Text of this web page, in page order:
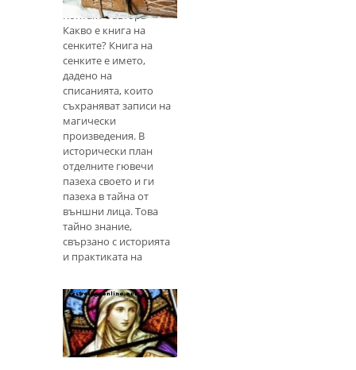
Контакт с автора
Какво е книга на
сенките? Книга на
сенките е името,
дадено на
списанията, които
съхраняват записи на
магически
произведения. В
исторически план
отделните гювечи
пазеха своето и ги
пазеха в тайна от
външни лица. Това
тайно знание,
свързано с историята
и практиката на
и откъде произлиза
името. Като част от
инициацията на
групата, новите
членове ще получат
достъп до този доку